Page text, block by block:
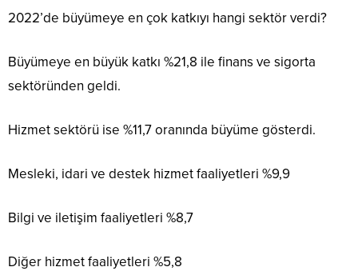
2022’de büyümeye en çok katkıyı hangi sektör verdi?
Büyümeye en büyük katkı %21,8 ile finans ve sigorta
sektöründen geldi.
Hizmet sektörü ise %11,7 oranında büyüme gösterdi.
Mesleki, idari ve destek hizmet faaliyetleri %9,9
Bilgi ve iletişim faaliyetleri %8,7
Diğer hizmet faaliyetleri %5,8